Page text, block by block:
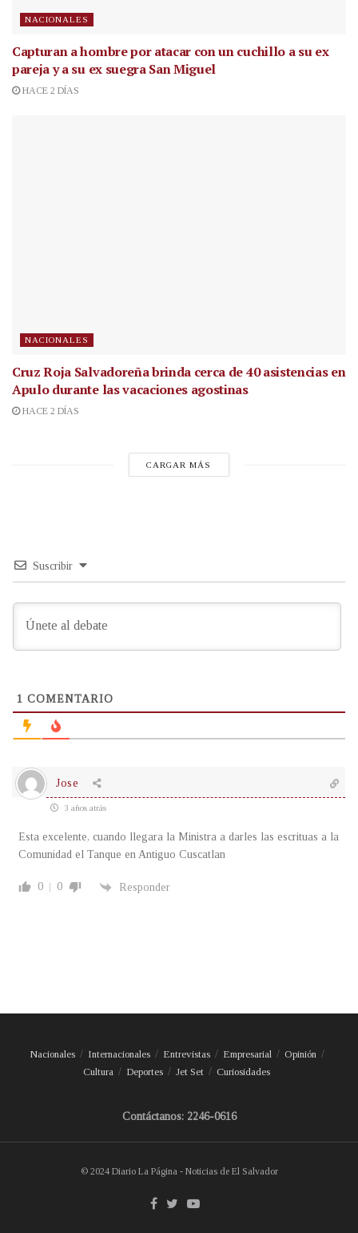
NACIONALES
Capturan a hombre por atacar con un cuchillo a su ex
pareja y a su ex suegra San Miguel
HACE 2 DÍAS
NACIONALES
Cruz Roja Salvadoreña brinda cerca de 40 asistencias en
Apulo durante las vacaciones agostinas
HACE 2 DÍAS
CARGAR MÁS
Suscribir
1 COMENTARIO
Jose
3 años atrás
Esta excelente, cuando llegara la Ministra a darles las escrituas a la
Comunidad el Tanque en Antiguo Cuscatlan
0 0 Responder
Nacionales Internacionales Entrevistas Empresarial
Opinión
Cultura
Deportes Jet Set Curiosidades
Contáctanos: 2246-0616
© 2024 Diario La Página - Noticias de El Salvador